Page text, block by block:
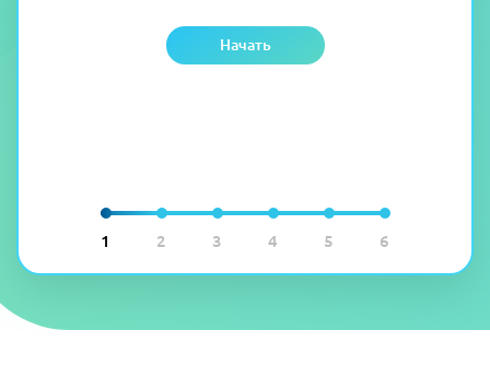
1 2 3 4 5 6
Начать